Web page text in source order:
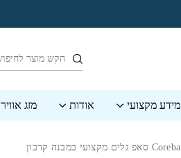
חיפוש
מידע מקצועי אודות מזג אוויר